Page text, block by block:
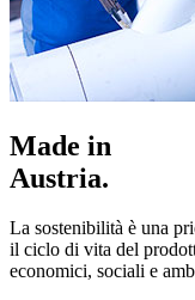
Made in
Austria.
La sostenibilità è una
il ciclo di vita del
economici, sociali e